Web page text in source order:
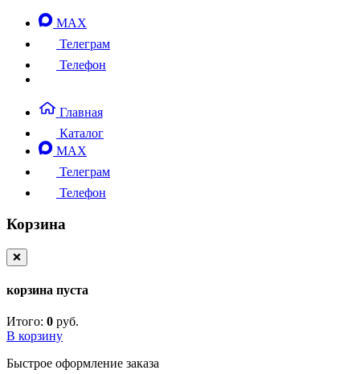
MAX
Телеграм
Телефон
Главная
Каталог
MAX
Телеграм
Телефон
Корзина
❌
корзина пуста
Итого: 0 руб.
В корзину
Быстрое оформление заказа